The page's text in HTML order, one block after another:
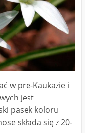
w pre-Kaukazie i
jest
pasek koloru
składa się z 20-